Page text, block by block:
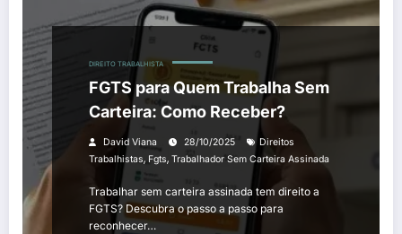
DIREITO TRABALHISTA
FGTS para Quem Trabalha Sem
Carteira: Como Receber?
David Viana 28/10/2025
Direitos
Trabalhistas, Fgts, Trabalhador Sem Carteira Assinada
Trabalhar sem carteira assinada tem direito a
FGTS? Descubra o passo a passo para
reconhecer…